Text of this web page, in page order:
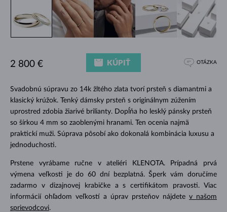
Svadobnú súpravu zo 14k žltého zlata tvorí prsteň s diamantmi a
klasický krúžok. Tenký dámsky prsteň s originálnym zúžením
uprostred zdobia žiarivé brilianty. Dopĺňa ho lesklý pánsky prsteň
so šírkou 4 mm so zaoblenými hranami. Ten ocenia najmä
praktickí muži. Súprava pôsobí ako dokonalá kombinácia luxusu a
jednoduchosti.
Prstene vyrábame ručne v ateliéri KLENOTA. Prípadná prvá
výmena veľkosti je do 60 dní bezplatná. Šperk vám doručíme
zadarmo v dizajnovej krabičke a s certifikátom pravosti. Viac
informácií ohľadom veľkostí a úprav prsteňov nájdetev našom
sprievodcovi.
2 800 € KÚPIŤ OTÁZKA